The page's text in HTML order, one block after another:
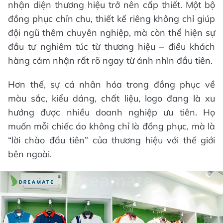
nhận diện thương hiệu trở nên cấp thiết. Một bộ
đồng phục chỉn chu, thiết kế riêng không chỉ giúp
đội ngũ thêm chuyên nghiệp, mà còn thể hiện sự
đầu tư nghiêm túc từ thương hiệu – điều khách
hàng cảm nhận rất rõ ngay từ ánh nhìn đầu tiên.
Hơn thế, sự cá nhân hóa trong đồng phục về
màu sắc, kiểu dáng, chất liệu, logo đang là xu
hướng được nhiều doanh nghiệp ưu tiên. Họ
muốn mỗi chiếc áo không chỉ là đồng phục, mà là
“lời chào đầu tiên” của thương hiệu với thế giới
bên ngoài.